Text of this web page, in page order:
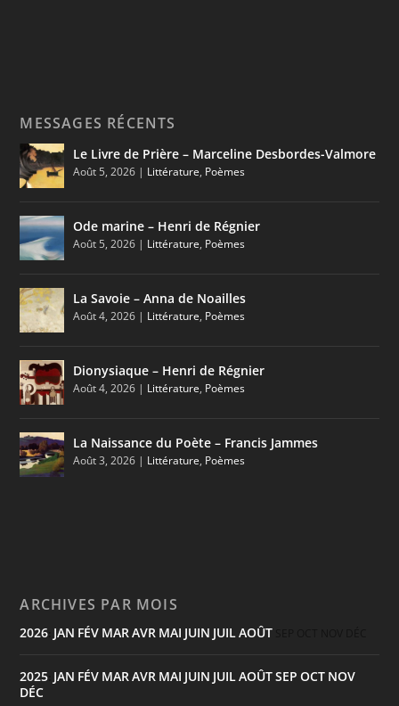
MESSAGES RÉCENTS
Le Livre de Prière – Marceline Desbordes-Valmore
Août 5, 2026 | Littérature, Poèmes
Ode marine – Henri de Régnier
Août 5, 2026 | Littérature, Poèmes
La Savoie – Anna de Noailles
Août 4, 2026 | Littérature, Poèmes
Dionysiaque – Henri de Régnier
Août 4, 2026 | Littérature, Poèmes
La Naissance du Poète – Francis Jammes
Août 3, 2026 | Littérature, Poèmes
ARCHIVES PAR MOIS
2026 JAN FÉV MARAVR MAI JUIN JUILAOÛT
2025 JAN FÉV MARAVR MAI JUIN JUILAOÛTSEP OCT NOV
DÉC